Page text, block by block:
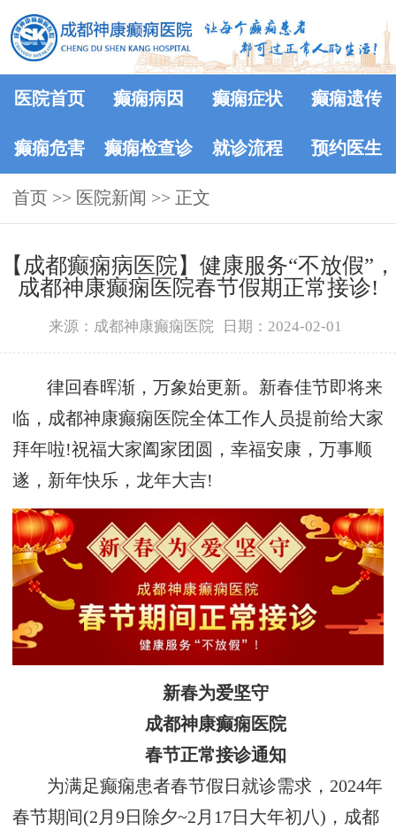
医院首页 癫痫病因 癫痫症状 癫痫遗传
癫痫危害 癫痫检查诊
断
就诊流程 预约医生
首页 >> 医院新闻 >> 正文
【成都癫痫病医院】健康服务“不放假”，
成都神康癫痫医院春节假期正常接诊!
来源：成都神康癫痫医院 日期：2024-02-01
律回春晖渐，万象始更新。新春佳节即将来
临，成都神康癫痫医院全体工作人员提前给大家
拜年啦!祝福大家阖家团圆，幸福安康，万事顺
遂，新年快乐，龙年大吉!
新春为爱坚守
成都神康癫痫医院
春节正常接诊通知
为满足癫痫患者春节假日就诊需求，2024年
春节期间(2月9日除夕~2月17日大年初八)，成都